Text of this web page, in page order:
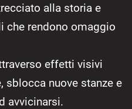
alla storia e
che rendono omaggio
effetti visivi
sblocca nuove stanze e
avvicinarsi.